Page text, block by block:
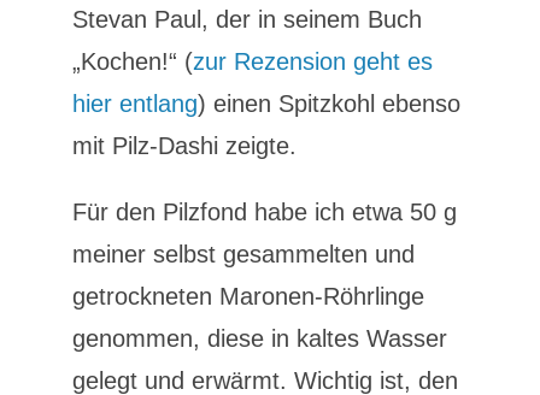
Stevan Paul, der in seinem Buch
„Kochen!“ (zur Rezension geht es
hier entlang) einen Spitzkohl ebenso
mit Pilz-Dashi zeigte.
Für den Pilzfond habe ich etwa 50 g
meiner selbst gesammelten und
getrockneten Maronen-Röhrlinge
genommen, diese in kaltes Wasser
gelegt und erwärmt. Wichtig ist, den